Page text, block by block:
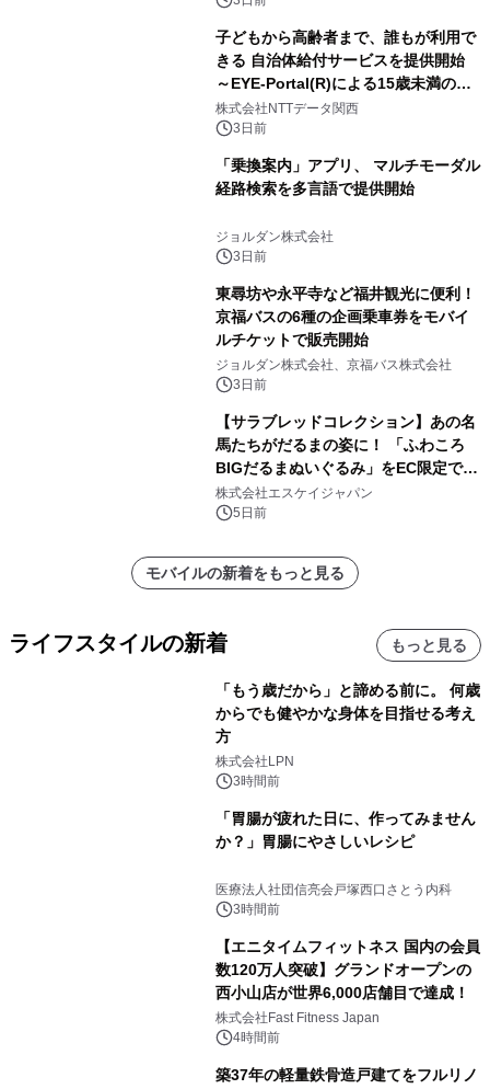
子どもから高齢者まで、誰もが利用で
きる 自治体給付サービスを提供開始
～EYE-Portal(R)による15歳未満の本
人認証と デジタルデバイド対策で実現
～
株式会社NTTデータ関西
3日前
「乗換案内」アプリ、 マルチモーダル
経路検索を多言語で提供開始
ジョルダン株式会社
3日前
東尋坊や永平寺など福井観光に便利！
京福バスの6種の企画乗車券をモバイ
ルチケットで販売開始
ジョルダン株式会社、京福バス株式会社
3日前
【サラブレッドコレクション】あの名
馬たちがだるまの姿に！ 「ふわころ
BIGだるまぬいぐるみ」をEC限定で受
注販売開始
株式会社エスケイジャパン
5日前
モバイルの新着をもっと見る
ライフスタイルの新着 もっと見る
「もう歳だから」と諦める前に。 何歳
からでも健やかな身体を目指せる考え
方
株式会社LPN
3時間前
「胃腸が疲れた日に、作ってみません
か？」胃腸にやさしいレシピ
医療法人社団信亮会戸塚西口さとう内科
3時間前
【エニタイムフィットネス 国内の会員
数120万人突破】グランドオープンの
西小山店が世界6,000店舗目で達成！
株式会社Fast Fitness Japan
4時間前
築37年の軽量鉄骨造戸建てをフルリノ